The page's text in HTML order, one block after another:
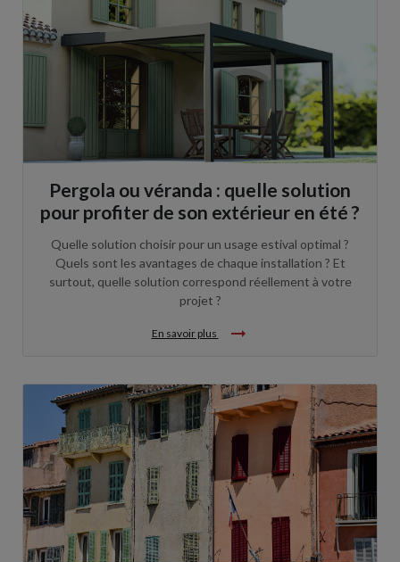
Pergola ou véranda : quelle solution
pour profiter de son extérieur en été ?
Quelle solution choisir pour un usage estival optimal ?
Quels sont les avantages de chaque installation ? Et
surtout, quelle solution correspond réellement à votre
projet ?
En savoir plus arrow_right_alt